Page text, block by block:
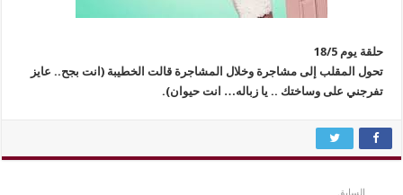
حلقة يوم 18/5
تحول المقلب إلى مشاجرة وخلال المشاجرة قالت الخطيبة (انت بجح.. عايز
تفرجني على وساختك .. يا زباله… انت حيوان).
السابق